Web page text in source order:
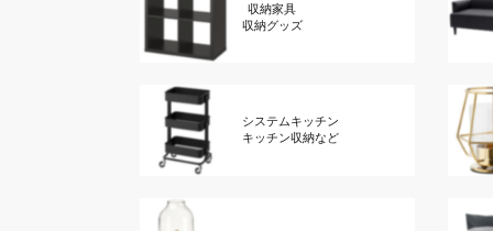
収納家具
収納グッズ
システムキッチン
キッチン収納など